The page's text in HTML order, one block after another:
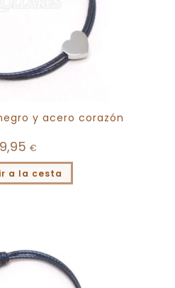
y acero corazón
€
a la cesta